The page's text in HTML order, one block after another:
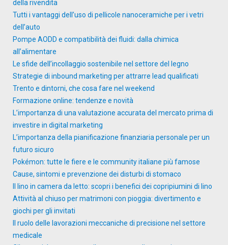
della rivendita
Tutti i vantaggi dell’uso di pellicole nanoceramiche per i vetri
dell’auto
Pompe AODD e compatibilità dei fluidi: dalla chimica
all’alimentare
Le sfide dell’incollaggio sostenibile nel settore del legno
Strategie di inbound marketing per attrarre lead qualificati
Trento e dintorni, che cosa fare nel weekend
Formazione online: tendenze e novità
L’importanza di una valutazione accurata del mercato prima di
investire in digital marketing
L’importanza della pianificazione finanziaria personale per un
futuro sicuro
Pokémon: tutte le fiere e le community italiane più famose
Cause, sintomi e prevenzione dei disturbi di stomaco
Il lino in camera da letto: scopri i benefici dei copripiumini di lino
Attività al chiuso per matrimoni con pioggia: divertimento e
giochi per gli invitati
Il ruolo delle lavorazioni meccaniche di precisione nel settore
medicale